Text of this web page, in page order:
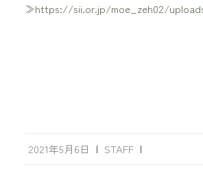
≫https://sii.or.jp/moe_zeh02/
2021年5月6日 | STAFF |